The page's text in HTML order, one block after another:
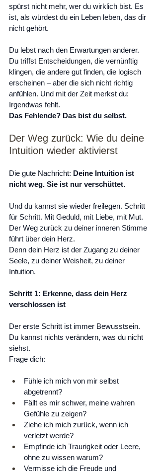
spürst nicht mehr, wer du wirklich bist. Es
ist, als würdest du ein Leben leben, das dir
nicht gehört.
Du lebst nach den Erwartungen anderer.
Du triffst Entscheidungen, die vernünftig
klingen, die andere gut finden, die logisch
erscheinen – aber die sich nicht richtig
anfühlen. Und mit der Zeit merkst du:
Irgendwas fehlt.
Das Fehlende? Das bist du selbst.
Der Weg zurück: Wie du deine
Intuition wieder aktivierst
Die gute Nachricht: Deine Intuition ist
nicht weg. Sie ist nur verschüttet.
Und du kannst sie wieder freilegen. Schritt
für Schritt. Mit Geduld, mit Liebe, mit Mut.
Der Weg zurück zu deiner inneren Stimme
führt über dein Herz.
Denn dein Herz ist der Zugang zu deiner
Seele, zu deiner Weisheit, zu deiner
Intuition.
Schritt 1: Erkenne, dass dein Herz
verschlossen ist
Der erste Schritt ist immer Bewusstsein.
Du kannst nichts verändern, was du nicht
siehst.
Frage dich:
Fühle ich mich von mir selbst
abgetrennt?
Fällt es mir schwer, meine wahren
Gefühle zu zeigen?
Ziehe ich mich zurück, wenn ich
verletzt werde?
Empfinde ich Traurigkeit oder Leere,
ohne zu wissen warum?
Vermisse ich die Freude und